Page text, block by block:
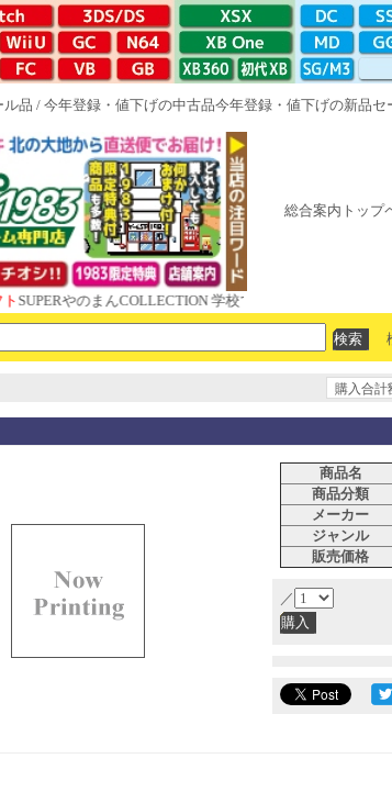
ル品 / 今年登録・値下げの中古品今年登録・値下げの新品セ
総合案内トップ
やのまんCOLLECTION 学校であった怖い話と晦󠄀つきこも
購入合計
商品名
商品分類
メーカー
ジャンル
販売価格
／